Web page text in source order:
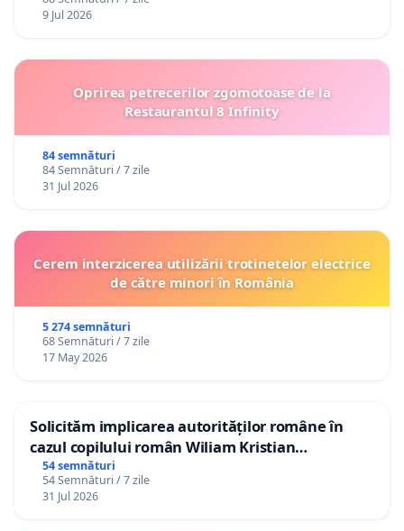
9 Jul 2026
Oprirea petrecerilor zgomotoase de la
Restaurantul 8 Infinity
84 semnături
84 Semnături / 7 zile
31 Jul 2026
Cerem interzicerea utilizării trotinetelor electrice
de către minori în România
5 274 semnături
68 Semnături / 7 zile
17 May 2026
Solicităm implicarea autorităților române în
cazul copilului român Wiliam Kristian
Gheorghe, aflat în plasament în Danemarca de
12 ani
54 semnături
54 Semnături / 7 zile
31 Jul 2026